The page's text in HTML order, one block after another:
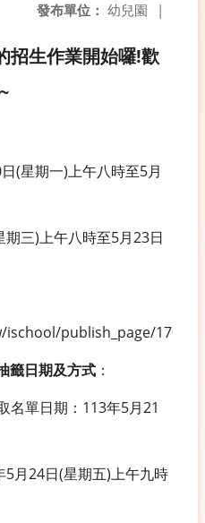
發布單位： 幼兒園 |
招生作業開始囉!歡
(星期一)上午八時至5月
三)上午八時至5月23日
publish_page/170/
籤日期及方式 ：
名單日期：113年5月21
月24日(星期五)上午九時